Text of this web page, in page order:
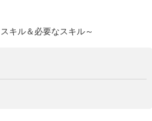
キル＆必要なスキル～